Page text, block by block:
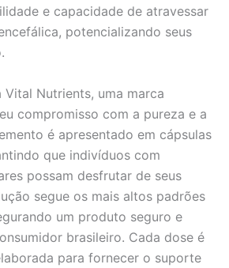
e capacidade de atravessar
potencializando seus
Vital Nutrients, uma marca
compromisso com a pureza e a
é apresentado em cápsulas
que indivíduos com
possam desfrutar de seus
segue os mais altos padrões
um produto seguro e
brasileiro. Cada dose é
para fornecer o suporte